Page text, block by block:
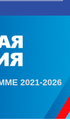
2021-2026